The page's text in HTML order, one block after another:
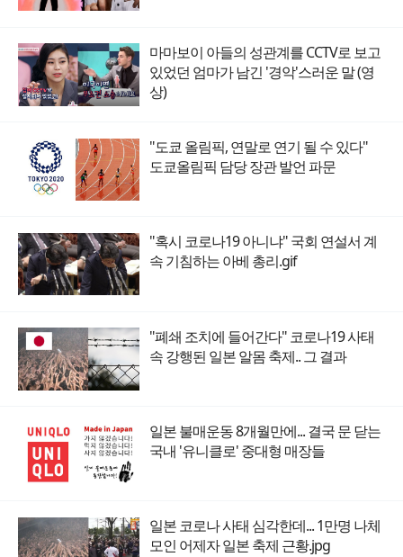
마마보이 아들의 성관계를 CCTV로 보고
있었던 엄마가 남긴 '경악'스러운 말 (영
상)
"도쿄 올림픽, 연말로 연기 될 수 있다"
도쿄올림픽 담당 장관 발언 파문
"혹시 코로나19 아니냐" 국회 연설서 계
속 기침하는 아베 총리.gif
"폐쇄 조치에 들어간다" 코로나19 사태
속 강행된 일본 알몸 축제.. 그 결과
일본 불매운동 8개월만에... 결국 문 닫는
국내 '유니클로' 중대형 매장들
일본 코로나 사태 심각한데... 1만명 나체
모인 어제자 일본 축제 근황.jpg